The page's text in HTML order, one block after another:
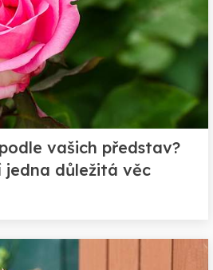
vašich představ?
jedna důležitá věc